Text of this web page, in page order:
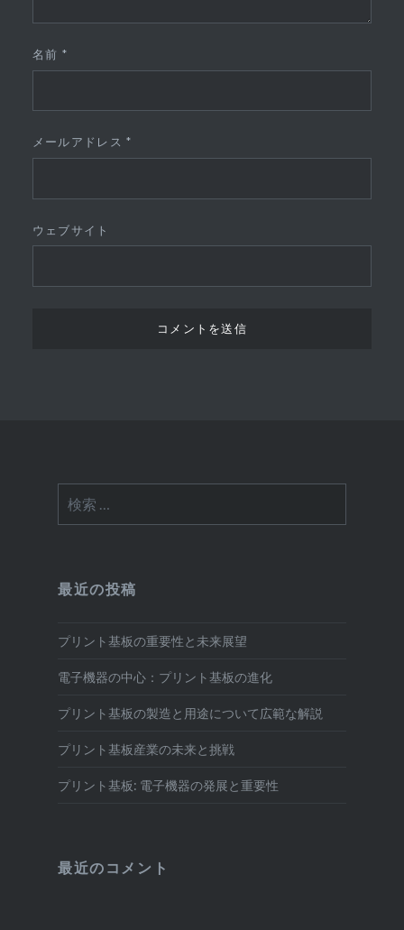
名前 *
メールアドレス*
ウェブサイト
索:
最近の投稿
プリント基板の重要性と未来展望
電子機器の中心：プリント基板の進化
プリント基板の製造と用途について広範な解説
プリント基板産業の未来と挑戦
プリント基板: 電子機器の発展と重要性
最近のコメント